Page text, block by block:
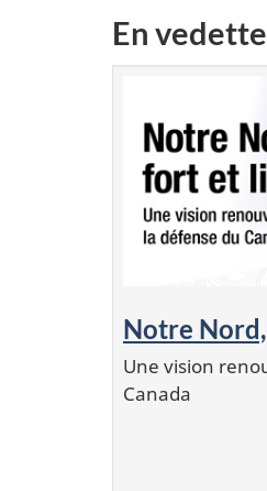
En vedette
Notre
Une vision
Canada